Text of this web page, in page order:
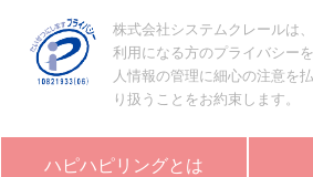
株式会社システムクレールは
利用になる方のプライバシー
人情報の管理に細心の注意を
り扱うことをお約束します。
ハピハピリングとは